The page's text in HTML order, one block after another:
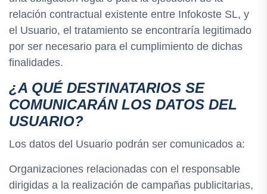
relación contractual existente entre Infokoste SL, y
el Usuario, el tratamiento se encontraría legitimado
por ser necesario para el cumplimiento de dichas
finalidades.
¿A QUÉ DESTINATARIOS SE
COMUNICARÁN LOS DATOS DEL
USUARIO?
Los datos del Usuario podrán ser comunicados a:
Organizaciones relacionadas con el responsable
dirigidas a la realización de campañas publicitarias,